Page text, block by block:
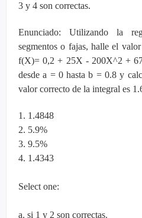
3 y 4 son correctas.
Enunciado: Utilizando la
segmentos o fajas, halle el
f(X)= 0,2 + 25X - 200X^2 +
desde a = 0 hasta b = 0.8 y
valor correcto de la integral es
1. 1.4848
2. 5.9%
3. 9.5%
4. 1.4343
Select one:
a. si 1 y 2 son correctas.